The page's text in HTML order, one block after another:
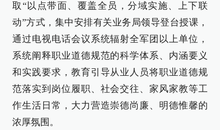
取“以点带面、覆盖全员，分域实施、上下联
动”方式，集中安排有关业务局领导登台授课，
通过电视电话会议系统辐射全军团以上单位，
系统阐释职业道德规范的科学体系、内涵要义
和实践要求，教育引导从业人员将职业道德规
范落实到岗位履职、社会交往、家风家教等工
作生活日常，大力营造崇德尚廉、明德惟馨的
浓厚氛围。